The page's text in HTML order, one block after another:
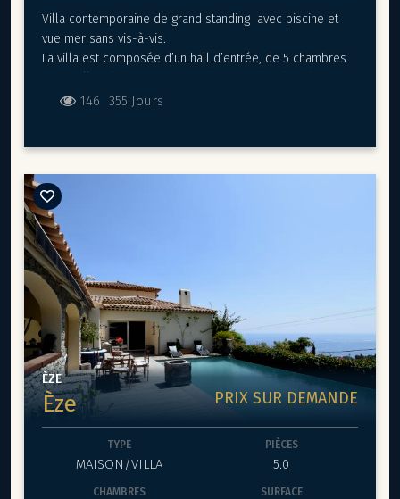
Equipements: Buanderie, Wi-Fi rapide //Apple TV, Parking
(4 véhicules), Climatisation / chauffage au sol, Pouvant
accueillir jusqu’à 20 personnes avec l’extension pour un
total de 600m2 de surface habitable
Villa contemporaine de grand standing avec piscine et
vue mer sans vis-à-vis.
La villa est composée d’un hall d’entrée, de 5 chambres
maître, un magnifique séjour, une cuisine séparée et
Au niveau de la piscine (chauffée), un appartement avec
entrée séparée se compose de deux chambres, deux
salles de douche et un grand bureau / buanderie avec de
nombreux rangements.
Un garage fermé pouvant accueillir deux véhicules longs
ainsi que deux places de stationnement extérieures
complètent ce bien.
146 355 Jours
ÈZE
Èze PRIX SUR DEMANDE
TYPE
MAISON/VILLA
PIÈCES
5.0
CHAMBRES SURFACE